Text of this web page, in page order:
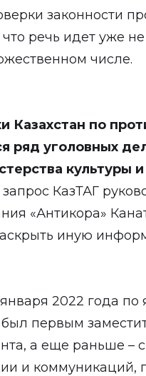
законности
речь идет уже
числе.
Казахстан по
ряд уголовных
культуры
КазТАГ
«Антикора»
иную
2022 года по
первым
а еще раньше – с
и коммуникаций,